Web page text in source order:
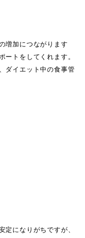
増加につながります
ートをしてくれます。
ダイエット中の食事管
定になりがちですが、